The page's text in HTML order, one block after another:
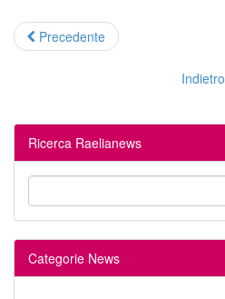
Precedente
Indietro
Ricerca Raelianews
Categorie News